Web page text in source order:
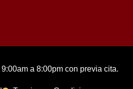
a 8:00pm con previa cita.